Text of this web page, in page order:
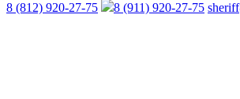
8 (812) 920-27-75 8 (911) 920-27-75